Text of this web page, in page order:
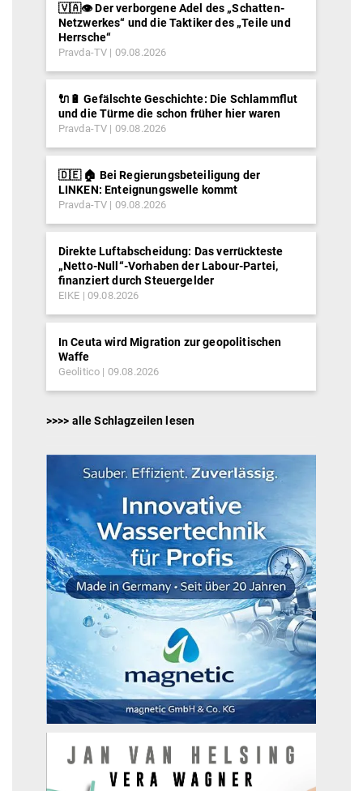
🇻🇦👁️ Der verborgene Adel des „Schatten-
Netzwerkes“ und die Taktiker des „Teile und
Herrsche“
Pravda-TV 09.08.2026
🔌🔋 Gefälschte Geschichte: Die Schlammflut
und die Türme die schon früher hier waren
Pravda-TV 09.08.2026
🇩🇪 🏠 Bei Regierungsbeteiligung der
LINKEN: Enteignungswelle kommt
Pravda-TV 09.08.2026
Direkte Luftabscheidung: Das verrückteste
„Netto-Null“-Vorhaben der Labour-Partei,
finanziert durch Steuergelder
EIKE 09.08.2026
In Ceuta wird Migration zur geopolitischen
Waffe
Geolitico 09.08.2026
>>>> alle Schlagzeilen lesen